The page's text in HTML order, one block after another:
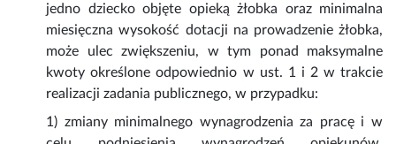
jedno dziecko objęte opieką żłobka oraz minimalna
miesięczna wysokość dotacji na prowadzenie żłobka,
może ulec zwiększeniu, w tym ponad maksymalne
kwoty określone odpowiednio w ust. 1 i 2 w trakcie
realizacji zadania publicznego, w przypadku:
1) zmiany minimalnego wynagrodzenia za pracę i w